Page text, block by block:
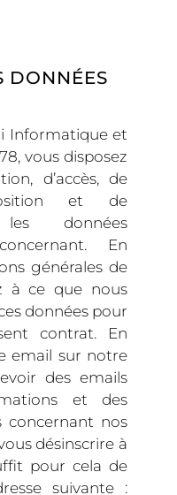
DONNÉES
Informatique et
vous disposez
d’accès, de
et de
données
En
générales de
à ce que nous
données pour
contrat. En
email sur notre
des emails
et des
concernant nos
désinscrire à
pour cela de
suivante :